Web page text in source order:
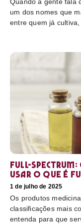
um dos nomes que
entre quem já cultiva,
Full-Spectrum:
usar O que é
1 de julho de 2025
Os produtos
classificações mais
entenda para que